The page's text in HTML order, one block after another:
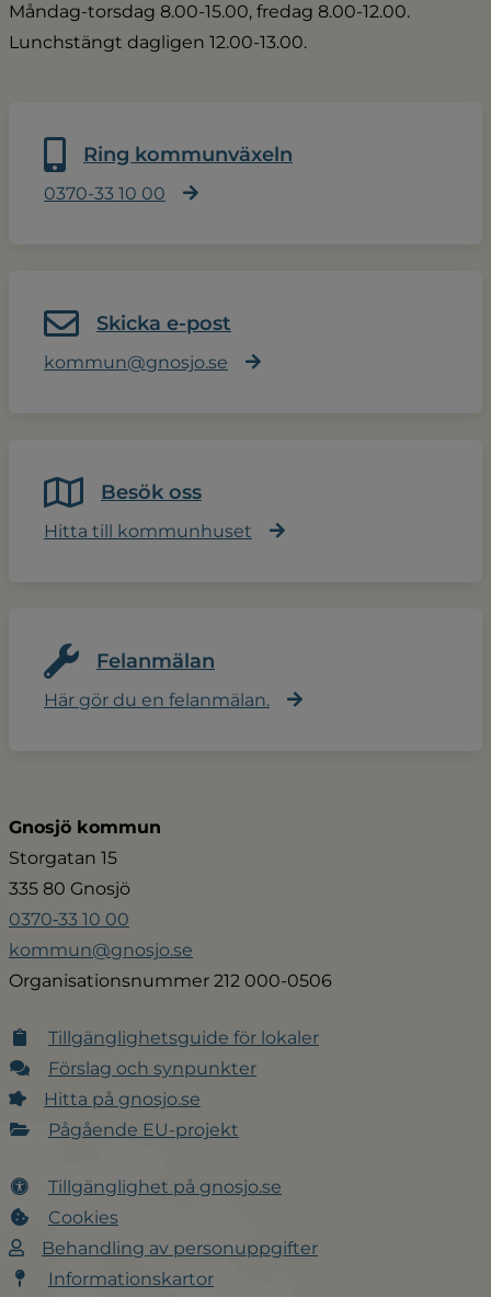
Måndag-torsdag 8.00-15.00, fredag 8.00-12.00.
Lunchstängt dagligen 12.00-13.00.
Ring kommunväxeln
0370-33 10 00
Skicka e-post
kommun@gnosjo.se
Besök oss
Hitta till kommunhuset
Felanmälan
Här gör du en felanmälan.
Gnosjö kommun
Storgatan 15
335 80 Gnosjö
0370‑33 10 00
kommun@gnosjo.se
Organisationsnummer 212 000-0506
Tillgänglighetsguide för lokaler
Förslag och synpunkter
Hitta på gnosjo.se
Pågående EU-projekt
Tillgänglighet på gnosjo.se
Cookies
Behandling av personuppgifter
Informationskartor